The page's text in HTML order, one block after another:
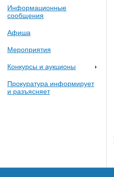
Информационные
сообщения
Афиша
Мероприятия
Конкурсы и аукционы
Прокуратура информирует
и разъясняет